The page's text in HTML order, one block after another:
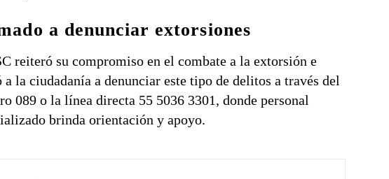
a denunciar extorsiones
reiteró su compromiso en el combate a la extorsión e
la ciudadanía a denunciar este tipo de delitos a través del
089 o la línea directa 55 5036 3301, donde personal
brinda orientación y apoyo.